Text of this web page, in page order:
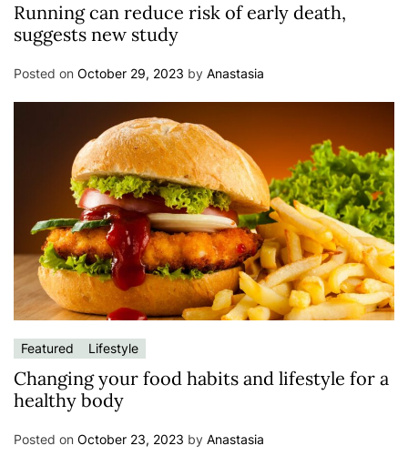
Running can reduce risk of early death,
suggests new study
Posted on October 29, 2023 by Anastasia
Featured Lifestyle
Changing your food habits and lifestyle for a
healthy body
Posted on October 23, 2023 by Anastasia